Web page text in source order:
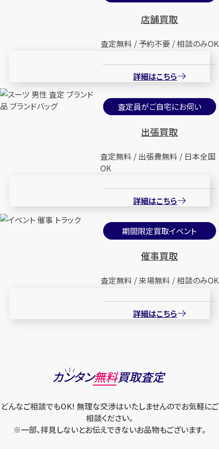
店舗買取
査定無料 / 予約不要 / 相談のみOK
詳細はこちら
査定員がご自宅にお伺い
出張買取
査定無料 / 出張費無料 / 日本全国
OK
詳細はこちら
期間限定買取イベント
催事買取
査定無料 / 来場無料 / 相談のみOK
詳細はこちら
カンタン無料買取査定
どんなご相談でもOK! 無理な交渉はいたしませんのでお気軽にご
相談ください。
※一部、拝見しないとお伝えできないお品物もございます。